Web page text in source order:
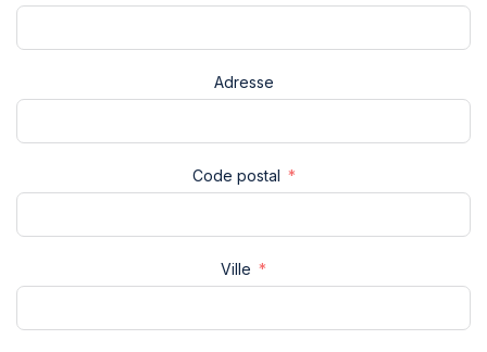
Adresse
Code postal
Ville